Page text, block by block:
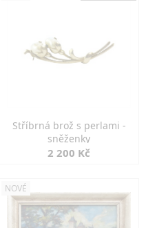
Stříbrná brož s perlami -
sněženky
2 200 Kč
NOVÉ